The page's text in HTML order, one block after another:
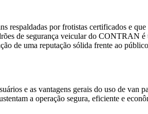
respaldadas por frotistas certificados e
de segurança veicular do CONTRAN é
de uma reputação sólida frente ao
e as vantagens gerais do uso de van
a operação segura, eficiente e